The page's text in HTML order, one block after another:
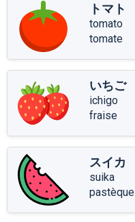
トマト
tomato
tomate
いちご
ichigo
fraise
スイカ
suika
pastèque